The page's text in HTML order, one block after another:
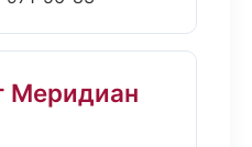
Меридиан